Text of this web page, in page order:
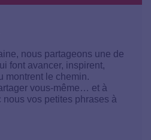
nous partageons une de
font avancer, inspirent,
montrent le chemin.
vous-même… et à
vos petites phrases à